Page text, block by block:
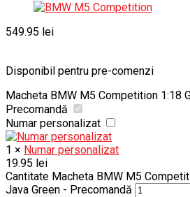
549.95 lei
Disponibil pentru pre-comenzi
Macheta BMW M5 Competition 1:18
Precomandă
Numar personalizat
1 × Numar personalizat
19.95 lei
Cantitate Macheta BMW M5
Java Green - Precomandă